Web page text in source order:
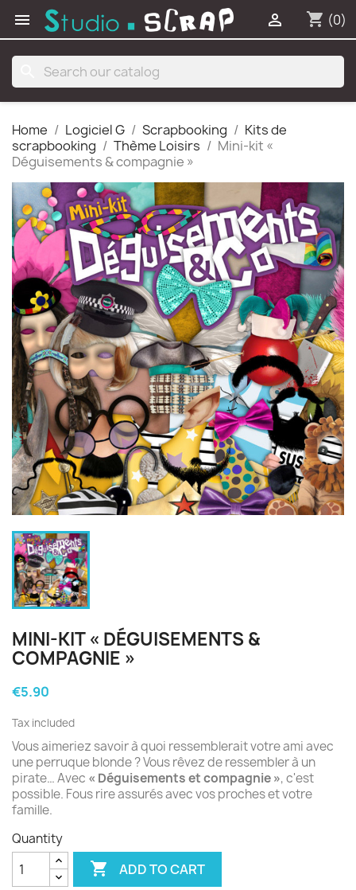
 shopping_cart (0)

Home Logiciel G Scrapbooking
Kits de
scrapbooking
Thème Loisirs
Mini-kit «
Déguisements & compagnie »
MINI-KIT « DÉGUISEMENTS &
COMPAGNIE »
€5.90
Tax included
Vous aimeriez savoir à quoi ressemblerait votre ami avec
une perruque blonde ? Vous rêvez de ressembler à un
pirate… Avec « Déguisements et compagnie », c'est
possible. Fous rire assurés avec vos proches et votre
famille.
Quantity
 ADD TO CART